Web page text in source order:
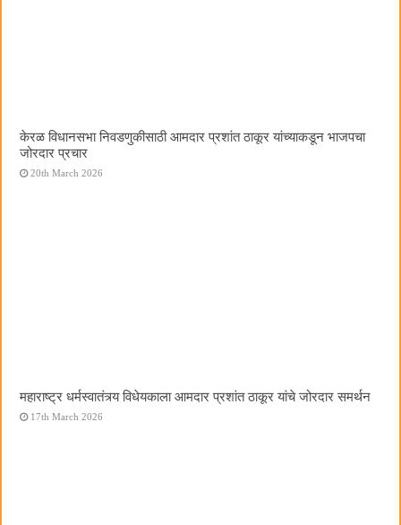
केरळ विधानसभा निवडणुकीसाठी आमदार प्रशांत ठाकूर यांच्याकडून भाजपचा
जोरदार प्रचार
20th March 2026
महाराष्ट्र धर्मस्वातंत्र्य विधेयकाला आमदार प्रशांत ठाकूर यांचे जोरदार समर्थन
17th March 2026